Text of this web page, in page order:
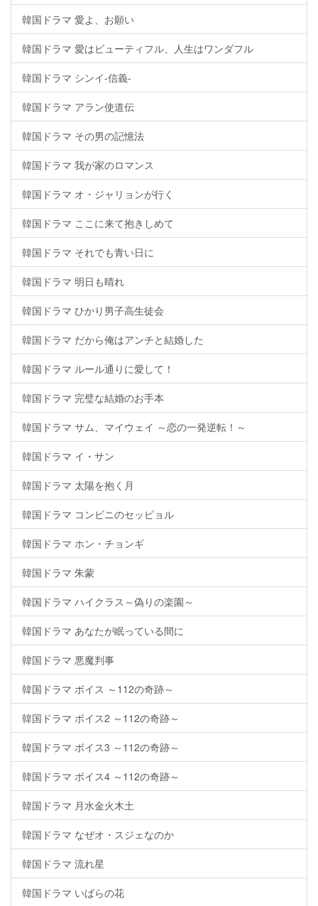
韓国ドラマ 愛よ、お願い
韓国ドラマ 愛はビューティフル、人生はワンダフル
韓国ドラマ シンイ-信義-
韓国ドラマ アラン使道伝
韓国ドラマ その男の記憶法
韓国ドラマ 我が家のロマンス
韓国ドラマ オ・ジャリョンが行く
韓国ドラマ ここに来て抱きしめて
韓国ドラマ それでも青い日に
韓国ドラマ 明日も晴れ
韓国ドラマ ひかり男子高生徒会
韓国ドラマ だから俺はアンチと結婚した
韓国ドラマ ルール通りに愛して！
韓国ドラマ 完璧な結婚のお手本
韓国ドラマ サム、マイウェイ ～恋の一発逆転！～
韓国ドラマ イ・サン
韓国ドラマ 太陽を抱く月
韓国ドラマ コンビニのセッピョル
韓国ドラマ ホン・チョンギ
韓国ドラマ 朱蒙
韓国ドラマ ハイクラス～偽りの楽園～
韓国ドラマ あなたが眠っている間に
韓国ドラマ 悪魔判事
韓国ドラマ ボイス ～112の奇跡～
韓国ドラマ ボイス2 ～112の奇跡～
韓国ドラマ ボイス3 ～112の奇跡～
韓国ドラマ ボイス4 ～112の奇跡～
韓国ドラマ 月水金火木土
韓国ドラマ なぜオ・スジェなのか
韓国ドラマ 流れ星
韓国ドラマ いばらの花